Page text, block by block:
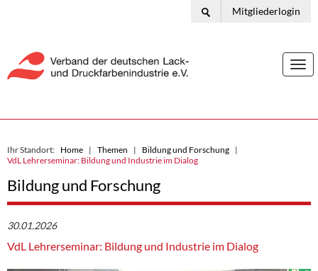
Mitgliederlogin
Ihr Standort: Home Themen
Bildung und Forschung
VdL Lehrerseminar: Bildung und Industrie im Dialog
Bildung und Forschung
30.01.2026
VdL Lehrerseminar: Bildung und Industrie im Dialog